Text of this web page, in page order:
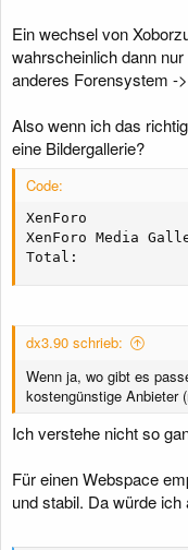
Ein wechsel von
wahrscheinlich dann
anderes Forensystem -
Also wenn ich das
eine Bildergallerie?
Code:
XenForo
XenForo Media
Total:
dx3.90 schrieb:
Wenn ja, wo gibt es
kostengünstige Anbieter
Ich verstehe nicht so
Für einen Webspace
und stabil. Da würde